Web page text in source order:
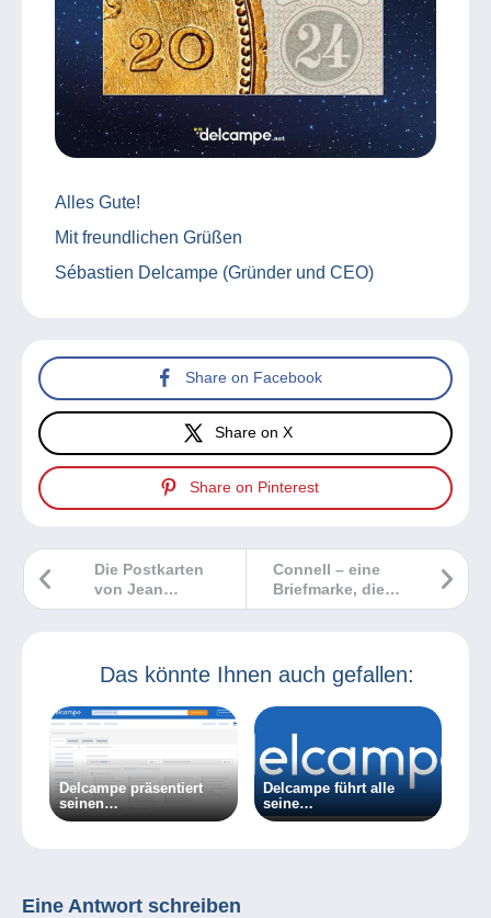
Alles Gute!
Mit freundlichen Grüßen
Sébastien Delcampe (Gründer und CEO)
Share on Facebook
Share on X
Share on Pinterest
Connell – eine
Briefmarke, die
Schlagzeilen
Die Postkarten
von Jean
Chaperon
Das könnte Ihnen auch gefallen:
Delcampe präsentiert
seinen
maßgeschneiderten
Delcampe führt alle
seine
Geschäftsaktivitäten
Eine Antwort schreiben